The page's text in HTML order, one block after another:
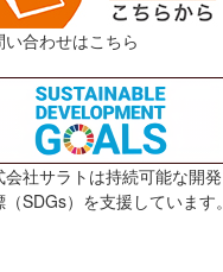
い合わせはこちら
会社サラトは持続可能な開発
（SDGs）を支援しています。